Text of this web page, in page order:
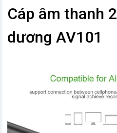
Cáp âm thanh
dương AV101